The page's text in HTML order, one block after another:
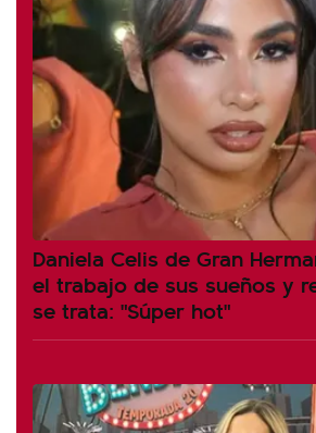
Daniela Celis de Gran
el trabajo de sus sueños y
se trata: "Súper hot"